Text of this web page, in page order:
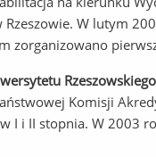
Rzeszowie. W lutym
zorganizowano
Komisji
I i II stopnia. W 2003